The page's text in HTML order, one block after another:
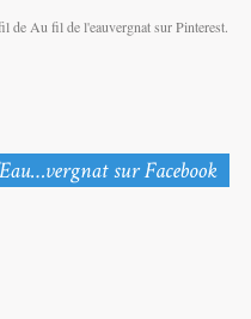
de Au fil de l'eauvergnat sur Pinterest.